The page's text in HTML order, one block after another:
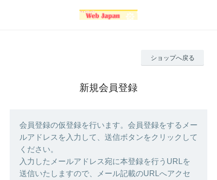
ショップへ戻る
新規会員登録
会員登録の仮登録を行います。会員登録をするメー
ルアドレスを入力して、送信ボタンをクリックして
ください。
入力したメールアドレス宛に本登録を行うURLを
送信いたしますので、メール記載のURLへアクセ